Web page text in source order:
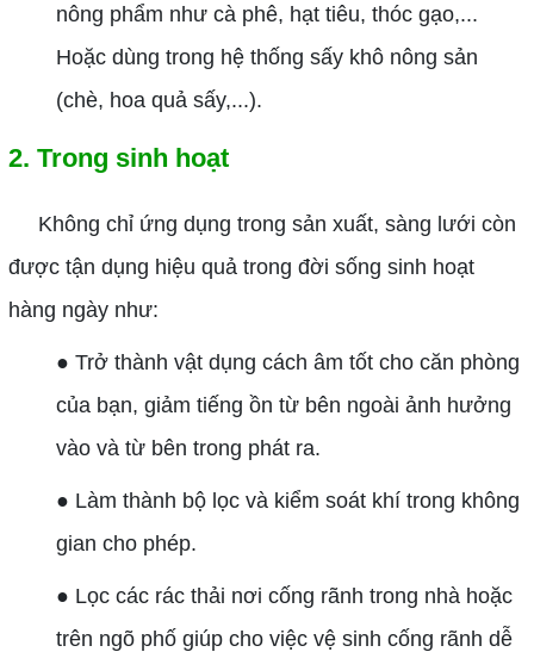
nông phẩm như cà phê, hạt tiêu, thóc gạo,...
Hoặc dùng trong hệ thống sấy khô nông sản
(chè, hoa quả sấy,...).
2. Trong sinh hoạt
Không chỉ ứng dụng trong sản xuất, sàng lưới còn
được tận dụng hiệu quả trong đời sống sinh hoạt
hàng ngày như:
● Trở thành vật dụng cách âm tốt cho căn phòng
của bạn, giảm tiếng ồn từ bên ngoài ảnh hưởng
vào và từ bên trong phát ra.
● Làm thành bộ lọc và kiểm soát khí trong không
gian cho phép.
● Lọc các rác thải nơi cống rãnh trong nhà hoặc
trên ngõ phố giúp cho việc vệ sinh cống rãnh dễ